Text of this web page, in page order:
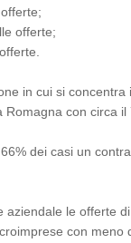
offerte;
in cui si
con circa il
dei casi un
aziendale le offerte
con meno